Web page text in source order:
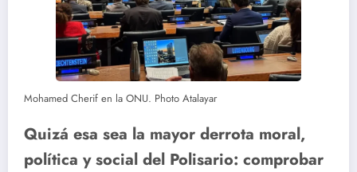
Mohamed Cherif en la ONU. Photo Atalayar
Quizá esa sea la mayor derrota moral,
política y social del Polisario: comprobar